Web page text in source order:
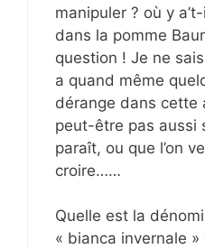
manipuler ? où y
dans la pomme
question ! Je ne
a quand même
dérange dans cette
peut-être pas aussi
paraît, ou que l’on
croire……
Quelle est la
« bianca invernale »